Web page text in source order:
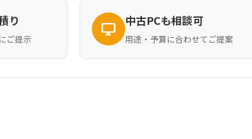
り
ご提示
desktop_windows 中古PCも相談可
用途・予算に合わせてご提案